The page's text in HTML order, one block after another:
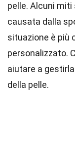
pelle. Alcuni
causata dalla
situazione è più
personalizzato.
aiutare a
della pelle.